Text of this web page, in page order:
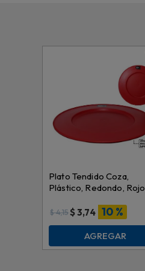
Plato Tendido Coza,
Plástico, Redondo, Rojo,
$4,15$3,74 10 %
AGREGAR